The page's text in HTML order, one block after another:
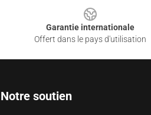
Garantie internationale
Offert dans le pays d'utilisation
Notre soutien